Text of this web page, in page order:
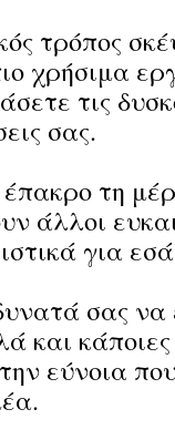
τρόπος
χρήσιμα
τις
σας.
τη
άλλοι
για
σας να
και κάποιες
εύνοια